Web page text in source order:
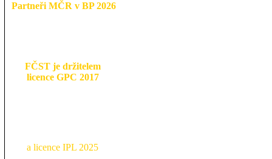
Partneři MČR v BP 2026
FČST je držitelem
licence GPC 2017
a licence IPL 2025